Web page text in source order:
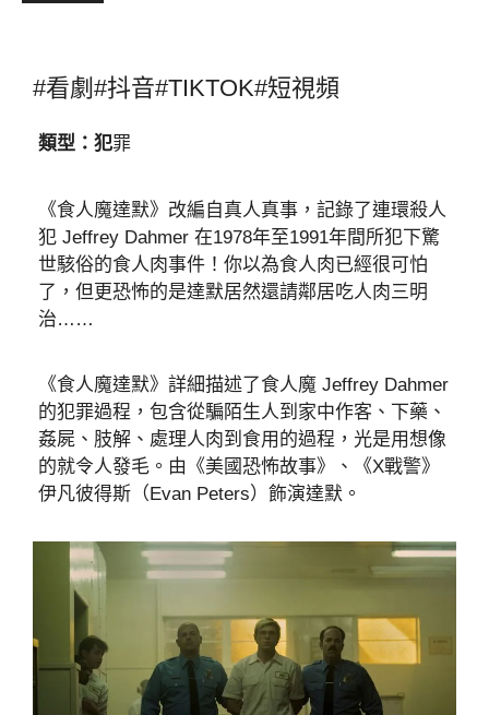
#看劇#抖音#TIKTOK#短視頻
類型：犯罪
《食人魔達默》改編自真人真事，記錄了連環殺人
犯 Jeffrey Dahmer 在1978年至1991年間所犯下驚
世駭俗的食人肉事件！你以為食人肉已經很可怕
了，但更恐怖的是達默居然還請鄰居吃人肉三明
治……
《食人魔達默》詳細描述了食人魔 Jeffrey Dahmer
的犯罪過程，包含從騙陌生人到家中作客、下藥、
姦屍、肢解、處理人肉到食用的過程，光是用想像
的就令人發毛。由《美國恐怖故事》、《X戰警》
伊凡彼得斯（Evan Peters）飾演達默。